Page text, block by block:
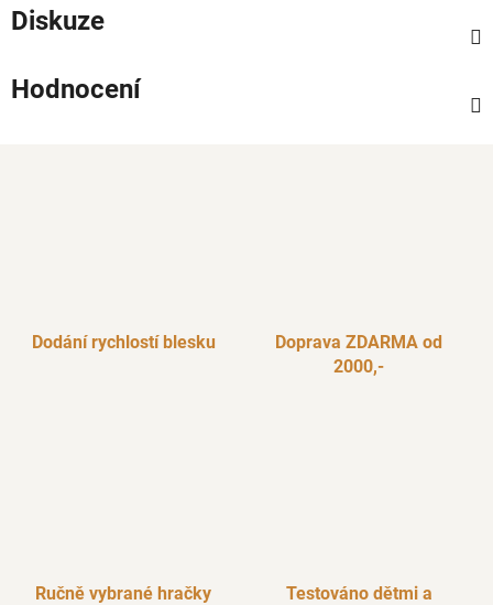
Diskuze
Hodnocení
Dodání rychlostí blesku
Doprava ZDARMA od
2000,-
Ručně vybrané hračky
Testováno dětmi a